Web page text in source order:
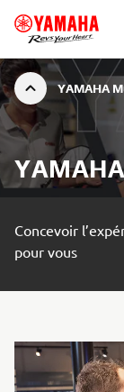
YAMAHA
Concevoir
pour vous